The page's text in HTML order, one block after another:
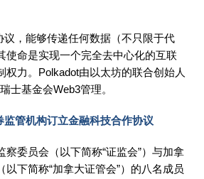
议，能够传递任何数据（不只限于代
使命是实现一个完全去中心化的互联
权力。Polkadot由以太坊的联合创始人
士基金会Web3管理。
管机构订立金融科技合作协议
察委员会（以下简称“证监会”）与加拿
以下简称“加拿大证管会”）的八名成员